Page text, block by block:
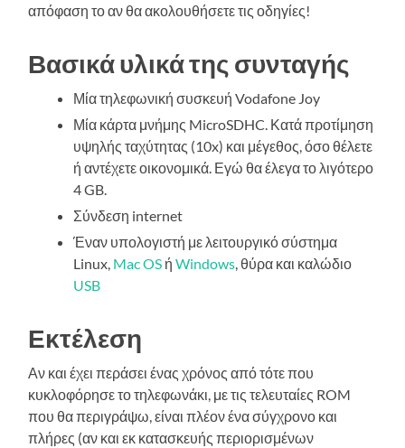
απόφαση το αν θα ακολουθήσετε τις οδηγίες!
Βασικά υλικά της συνταγής
Μία τηλεφωνική συσκευή Vodafone Joy
Μία κάρτα μνήμης MicroSDHC. Κατά προτίμηση
υψηλής ταχύτητας (10x) και μέγεθος, όσο θέλετε
ή αντέχετε οικονομικά. Εγώ θα έλεγα το λιγότερο
4 GB.
Σύνδεση internet
Έναν υπολογιστή με λειτουργικό σύστημα
Linux, Mac OS ήWindows, θύρα και καλώδιο
USB
Εκτέλεση
Αν και έχει περάσει ένας χρόνος από τότε που
κυκλοφόρησε το τηλεφωνάκι, με τις τελευταίες ROM
που θα περιγράψω, είναι πλέον ένα σύγχρονο και
πλήρες (αν και εκ κατασκευής περιορισμένων